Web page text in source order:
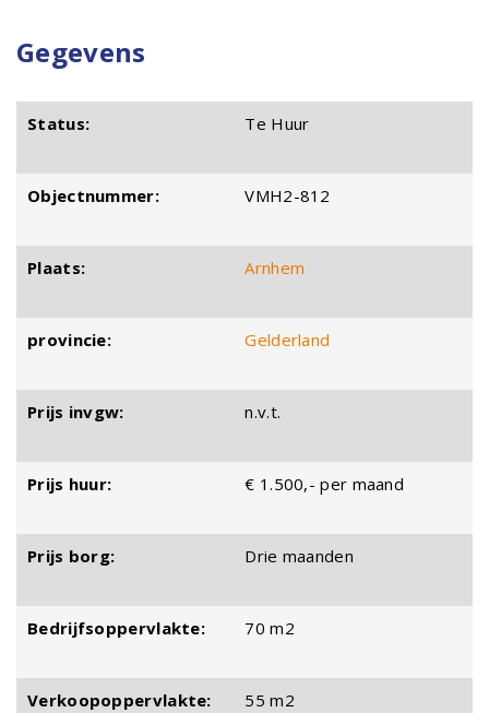
Gegevens
Status: Te Huur
Objectnummer: VMH2-812
Plaats: Arnhem
provincie: Gelderland
Prijs invgw: n.v.t.
Prijs huur: € 1.500,- per maand
Prijs borg: Drie maanden
Bedrijfsoppervlakte: 70 m2
Verkoopoppervlakte: 55 m2